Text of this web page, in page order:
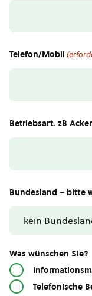
Telefon/Mobil
Betriebsart. zB
Bundesland – bitte
Was wünschen Sie?
Telefonische